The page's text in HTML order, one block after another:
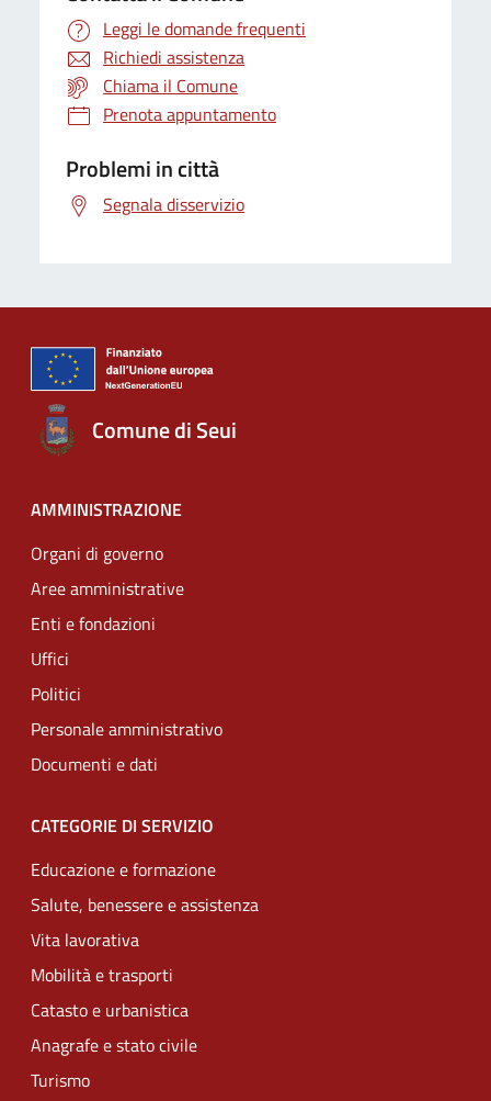
Leggi le domande frequenti
Richiedi assistenza
Chiama il Comune
Prenota appuntamento
Problemi in città
Segnala disservizio
Comune di Seui
AMMINISTRAZIONE
Organi di governo
Aree amministrative
Enti e fondazioni
Uffici
Politici
Personale amministrativo
Documenti e dati
CATEGORIE DI SERVIZIO
Educazione e formazione
Salute, benessere e assistenza
Vita lavorativa
Mobilità e trasporti
Catasto e urbanistica
Anagrafe e stato civile
Turismo